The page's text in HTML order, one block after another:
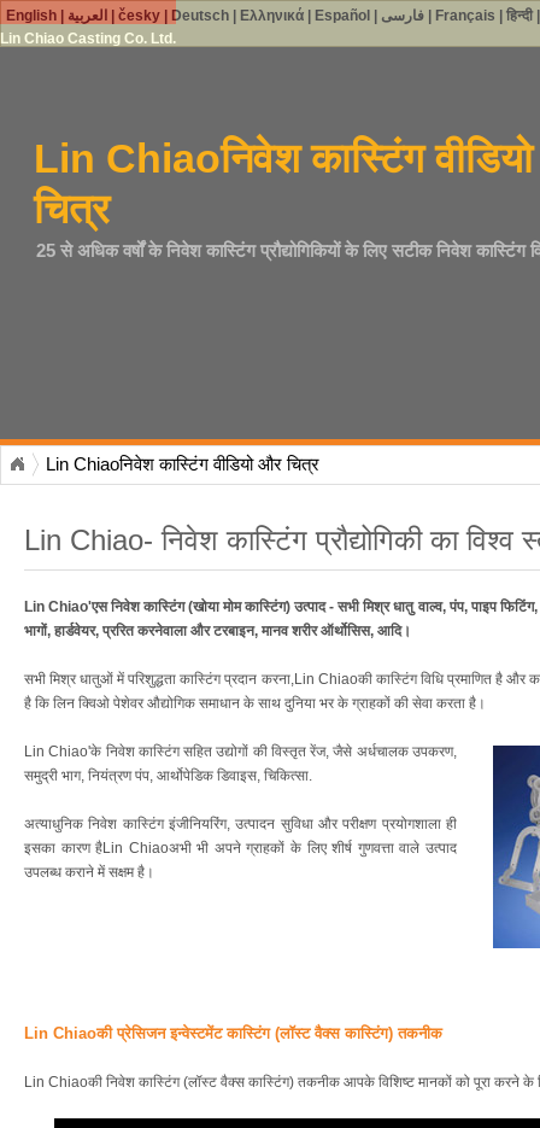
Lin Chiao Casting Co. Ltd.
Lin Chiaoनिवेश कास्टिंग
चित्र
25 से अधिक वर्षों के निवेश कास्टिंग प्रौद्योगिकियों के लिए सटीक निवेश कास्टिंग
Lin Chiaoनिवेश कास्टिंग वीडियो और चित्र
Lin Chiao- निवेश कास्टिंग प्रौद्योगिकी का विश्व
Lin Chiao'एस निवेश कास्टिंग (खोया मोम कास्टिंग) उत्पाद - सभी मिश्र धातु वाल्व, पंप, पाइप फिटिंग,
भागों, हार्डवेयर, प्ररित करनेवाला और टरबाइन, मानव शरीर ऑर्थोसिस, आदि।
सभी मिश्र धातुओं में परिशुद्धता कास्टिंग प्रदान करना,Lin Chiaoकी कास्टिंग विधि प्रमाणित है
है कि लिन क्विओ पेशेवर औद्योगिक समाधान के साथ दुनिया भर के ग्राहकों की सेवा करता है।
Lin Chiao'के निवेश कास्टिंग सहित उद्योगों की विस्तृत रेंज, जैसे अर्धचालक उपकरण,
समुद्री भाग, नियंत्रण पंप, आर्थोपेडिक डिवाइस, चिकित्सा.
अत्याधुनिक निवेश कास्टिंग इंजीनियरिंग, उत्पादन सुविधा और परीक्षण प्रयोगशाला ही
इसका कारण हैLin Chiaoअभी भी अपने ग्राहकों के लिए शीर्ष गुणवत्ता वाले उत्पाद
उपलब्ध कराने में सक्षम है।
Lin Chiaoकी प्रेसिजन इन्वेस्टमेंट कास्टिंग (लॉस्ट वैक्स कास्टिंग) तकनीक
Lin Chiaoकी निवेश कास्टिंग (लॉस्ट वैक्स कास्टिंग) तकनीक आपके विशिष्ट मानकों को पूरा करने के
English| العربية česky| Deutsch| Ελληνικά| Español فارسی| Français हिन्दी